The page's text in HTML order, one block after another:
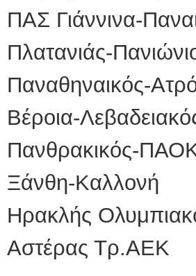
ΠΑΣ Γιάννινα-
Πλατανιάς-
Παναθηναικός-
Βέροια-
Ξάνθη-
Ηρακλής
Αστέρας